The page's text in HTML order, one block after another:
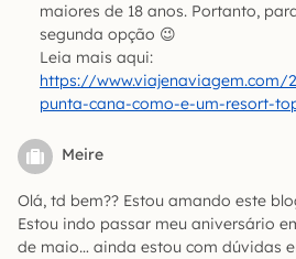
maiores de 18 anos. Portanto,
segunda opção 😉
Leia mais aqui:
https://www.viajenaviagem.com/
punta-cana-como-e-um-resort-
Meire
Olá, td bem?? Estou amando este
Estou indo passar meu aniversário
de maio… ainda estou com dúvidas